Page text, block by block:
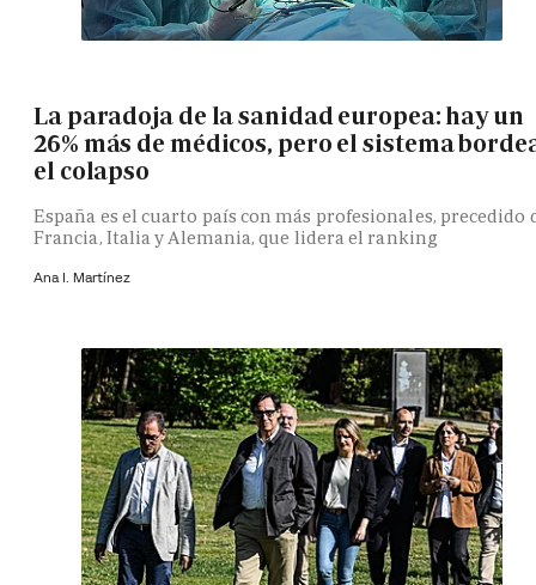
La paradoja de la sanidad europea: hay un
26% más de médicos, pero el sistema
el colapso
España es el cuarto país con más profesionales, precedido
Francia, Italia y Alemania, que lidera el ranking
Ana I. Martínez